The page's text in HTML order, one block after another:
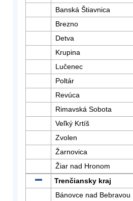
Banská Štiavnica
Brezno
Detva
Krupina
Lučenec
Poltár
Revúca
Rimavská Sobota
Veľký Krtíš
Zvolen
Žarnovica
Žiar nad Hronom
Trenčiansky kraj
Bánovce nad Bebravou